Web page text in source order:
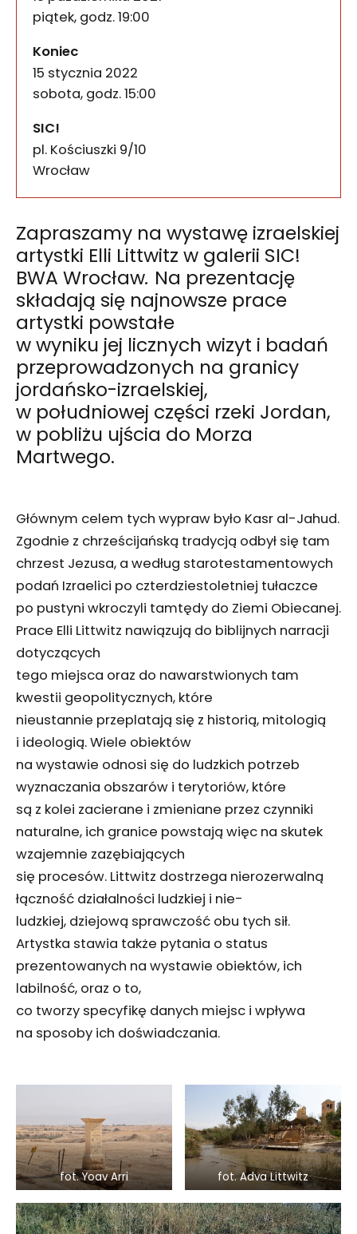
piątek, godz. 19:00
Koniec
15 stycznia 2022
sobota, godz. 15:00
SIC!
pl. Kościuszki 9/10
50-028
Wrocław
Zapraszamy na wystawę izraelskiej
artystki Elli Littwitz w galerii SIC!
BWA Wrocław. Na prezentację
składają się najnowsze prace
artystki powstałe
w wyniku jej licznych wizyt i badań
przeprowadzonych na granicy
jordańsko-izraelskiej,
w południowej części rzeki Jordan,
w pobliżu ujścia do Morza
Martwego.
Głównym celem tych wypraw było Kasr al-Jahud.
Zgodnie z chrześcijańską tradycją odbył się tam
chrzest Jezusa, a według starotestamentowych
podań Izraelici po czterdziestoletniej tułaczce
po pustyni wkroczyli tamtędy do Ziemi Obiecanej.
Prace Elli Littwitz nawiązują do biblijnych narracji
dotyczących
tego miejsca oraz do nawarstwionych tam
kwestii geopolitycznych, które
nieustannie przeplatają się z historią, mitologią
i ideologią. Wiele obiektów
na wystawie odnosi się do ludzkich potrzeb
wyznaczania obszarów i terytoriów, które
są z kolei zacierane i zmieniane przez czynniki
naturalne, ich granice powstają więc na skutek
wzajemnie zazębiających
się procesów. Littwitz dostrzega nierozerwalną
łączność działalności ludzkiej i nie-
ludzkiej, dziejową sprawczość obu tych sił.
Artystka stawia także pytania o status
prezentowanych na wystawie obiektów, ich
labilność, oraz o to,
co tworzy specyfikę danych miejsc i wpływa
na sposoby ich doświadczania.
fot. Yoav Arri fot. Adva Littwitz